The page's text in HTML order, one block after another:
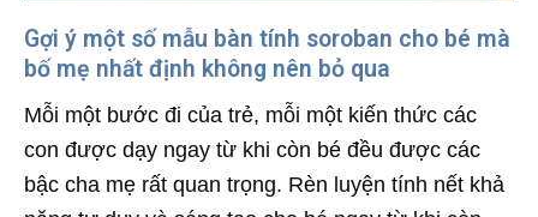
Gợi ý một số mẫu bàn tính soroban cho bé mà
bố mẹ nhất định không nên bỏ qua
Mỗi một bước đi của trẻ, mỗi một kiến thức các
con được dạy ngay từ khi còn bé đều được các
bậc cha mẹ rất quan trọng. Rèn luyện tính nết khả